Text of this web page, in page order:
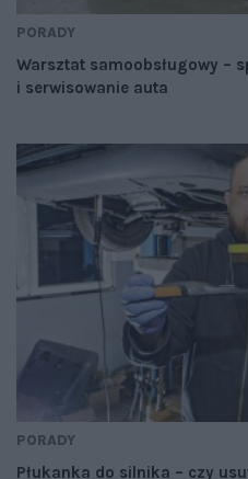
PORADY
Warsztat samoobsługowy –
i serwisowanie auta
PORADY
Płukanka do silnika – czy